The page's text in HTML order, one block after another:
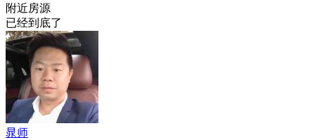
附近房源
已经到底了
晁师